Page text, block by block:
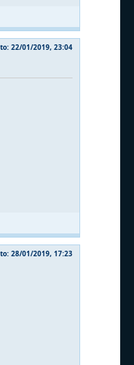
22/01/2019, 23:04
28/01/2019, 17:23